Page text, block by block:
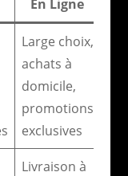
En Ligne
Large choix,
achats à
domicile,
promotions
exclusives
Livraison à